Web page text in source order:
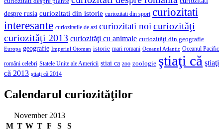
despre rusia curiozitati din istorie curiozitati din sport curiozitati
interesante curiozitatile de azi curiozitati noicuriozităţi
curiozităţi 2013 curiozităţi cu animale curiozităţi din geografie
Europa geografie Imperiul Otoman istorie mari romani Oceanul Atlantic Oceanul Pacific
români celebri Statele Unite ale Americii stiai ca zoo zoologie ştiaţi că ştiaţi
că 2013 ştiaţi că 2014
Calendarul curiozităţilor
November 2013
M T W T F S
S